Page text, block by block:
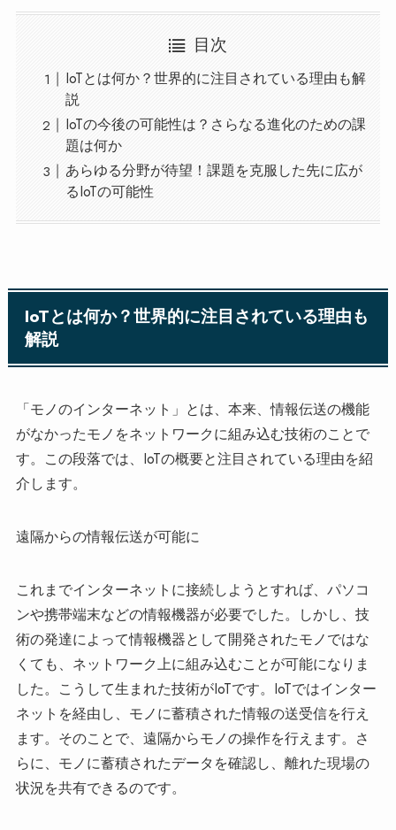
目次
IoTとは何か？世界的に注目されている理由も解
説
IoTの今後の可能性は？さらなる進化のための課
題は何か
あらゆる分野が待望！課題を克服した先に広が
るIoTの可能性
IoTとは何か？世界的に注目されている理由も
解説
「モノのインターネット」とは、本来、情報伝送の機能
がなかったモノをネットワークに組み込む技術のことで
す。この段落では、IoTの概要と注目されている理由を紹
介します。
遠隔からの情報伝送が可能に
これまでインターネットに接続しようとすれば、パソコ
ンや携帯端末などの情報機器が必要でした。しかし、技
術の発達によって情報機器として開発されたモノではな
くても、ネットワーク上に組み込むことが可能になりま
した。こうして生まれた技術がIoTです。IoTではインター
ネットを経由し、モノに蓄積された情報の送受信を行え
ます。そのことで、遠隔からモノの操作を行えます。さ
らに、モノに蓄積されたデータを確認し、離れた現場の
状況を共有できるのです。